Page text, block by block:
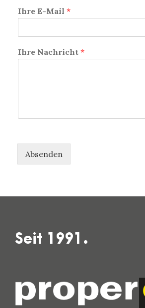
Ihre E-Mail *
Ihre Nachricht *
Absenden
Seit 1991.